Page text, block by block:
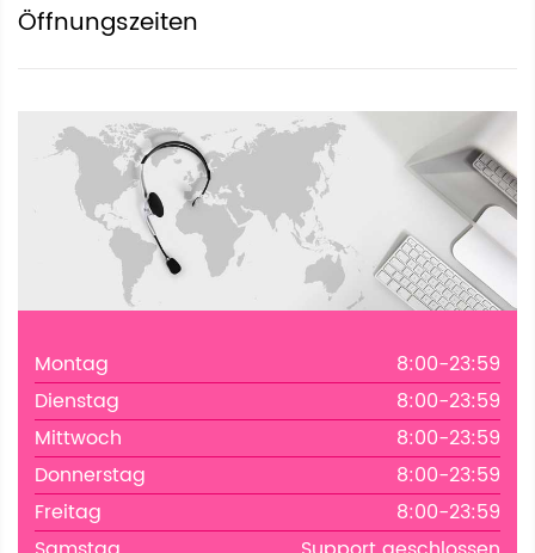
Öffnungszeiten
Montag
8:00-23:59
Dienstag
8:00-23:59
Mittwoch
8:00-23:59
Donnerstag
8:00-23:59
Freitag
8:00-23:59